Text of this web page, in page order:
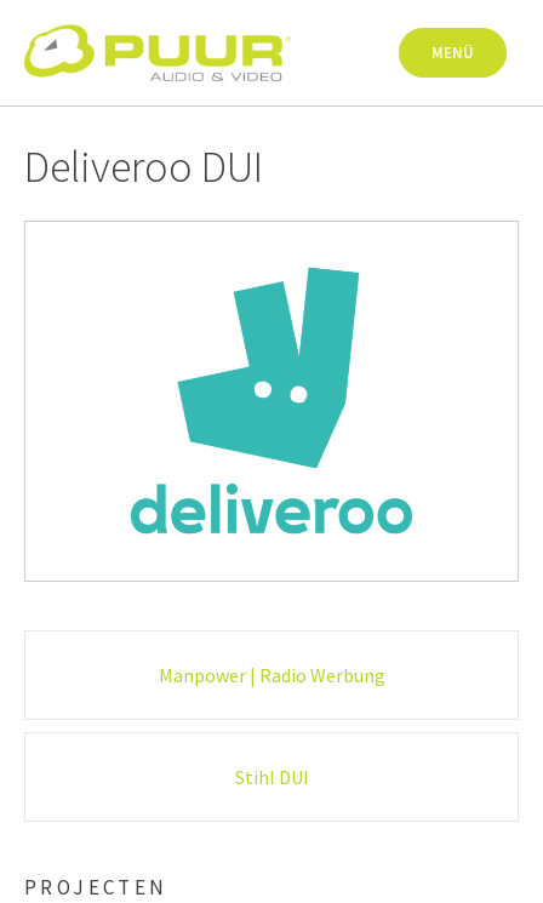
zum
Inhalt
MENÜ
Deliveroo DUI
navigationManpower | Radio Werbung
Stihl DUI
PROJECTEN